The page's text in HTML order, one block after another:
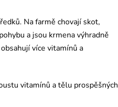
Na farmě chovají skot,
a jsou krmena výhradně
více vitamínů a
vitamínů a tělu prospěšných